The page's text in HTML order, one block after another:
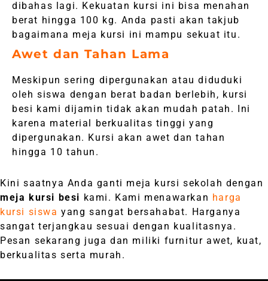
dibahas lagi. Kekuatan kursi ini bisa menahan
berat hingga 100 kg. Anda pasti akan takjub
bagaimana meja kursi ini mampu sekuat itu.
Awet dan Tahan Lama
Meskipun sering dipergunakan atau diduduki
oleh siswa dengan berat badan berlebih, kursi
besi kami dijamin tidak akan mudah patah. Ini
karena material berkualitas tinggi yang
dipergunakan. Kursi akan awet dan tahan
hingga 10 tahun.
Kini saatnya Anda ganti meja kursi sekolah dengan
meja kursi besi kami. Kami menawarkan harga
kursi siswa yang sangat bersahabat. Harganya
sangat terjangkau sesuai dengan kualitasnya.
Pesan sekarang juga dan miliki furnitur awet, kuat,
berkualitas serta murah.